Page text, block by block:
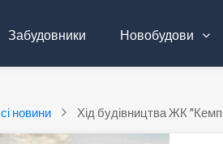
Забудовники Новобудови
новини Хід будівництва ЖК